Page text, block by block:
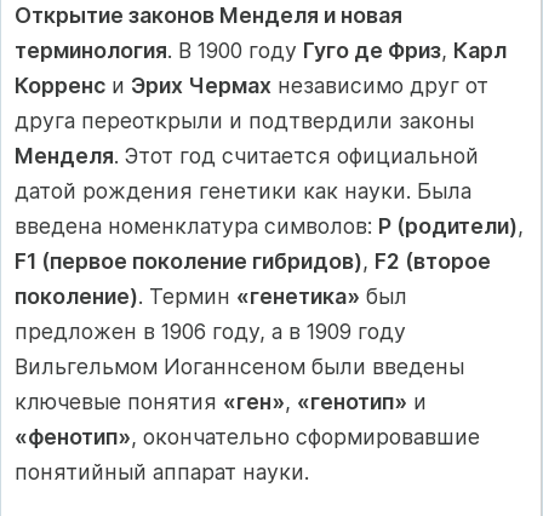
Открытие законов Менделя и новая
терминология. В 1900 году Гуго де Фриз, Карл
Корренс и Эрих Чермах независимо друг от
друга переоткрыли и подтвердили законы
Менделя. Этот год считается официальной
датой рождения генетики как науки. Была
введена номенклатура символов: P (родители),
F1 (первое поколение гибридов), F2 (второе
поколение). Термин «генетика» был
предложен в 1906 году, а в 1909 году
Вильгельмом Иоганнсеном были введены
ключевые понятия «ген», «генотип» и
«фенотип», окончательно сформировавшие
понятийный аппарат науки.